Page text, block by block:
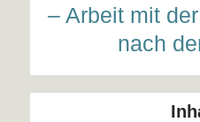
– Arbeit mit
nach